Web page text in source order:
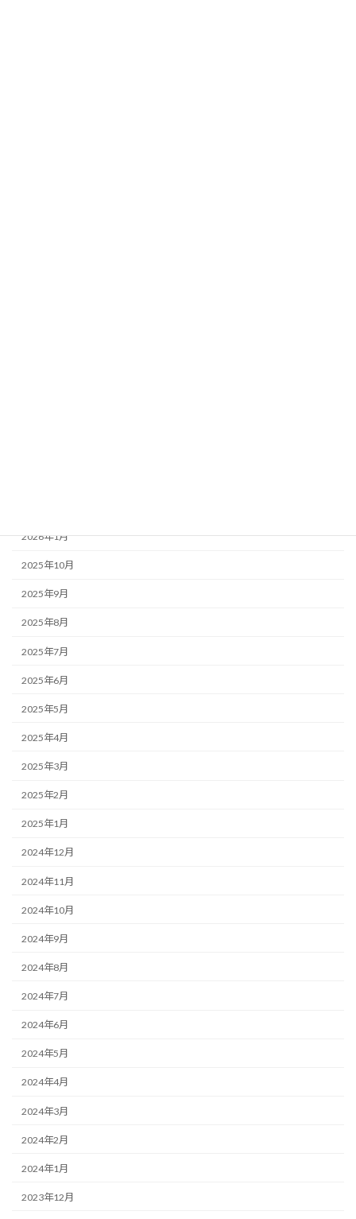
2026年1月
2025年10月
2025年9月
2025年8月
2025年7月
2025年6月
2025年5月
2025年4月
2025年3月
2025年2月
2025年1月
2024年12月
2024年11月
2024年10月
2024年9月
2024年8月
2024年7月
2024年6月
2024年5月
2024年4月
2024年3月
2024年2月
2024年1月
2023年12月